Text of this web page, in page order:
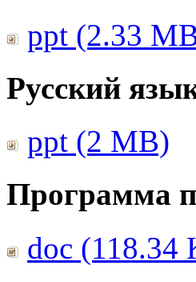
ppt (2.33
Русский
ppt (2 MB)
Программа
doc (118.34